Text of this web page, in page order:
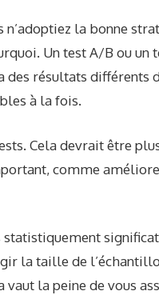
la bonne
Un test A/B ou un
des résultats différents
à la fois.
Cela devrait être
comme
statistiquement
la taille de
la peine de vous